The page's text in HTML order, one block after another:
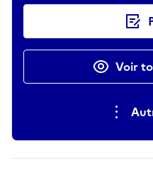
Actions rapides
Voir